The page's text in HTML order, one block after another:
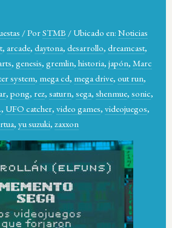
/PorSTMB / Ubicado en: Noticias
, arcade, daytona, desarrollo, dreamcast,
, genesis, gremlin, historia, japón, Marc
system, mega cd, mega drive, out run,
, pong, rez, saturn, sega, shenmue, sonic,
, UFO catcher, video games, videojuegos,
, yu suzuki, zaxxon